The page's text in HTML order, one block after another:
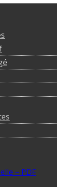
– PDF